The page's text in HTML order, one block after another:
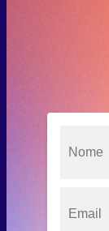
fatores
informações
golpes ou